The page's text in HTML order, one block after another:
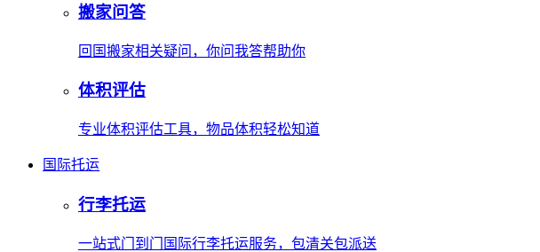
搬家问答
回国搬家相关疑问，你问我答帮助你
体积评估
专业体积评估工具，物品体积轻松知道
国际托运
行李托运
一站式门到门国际行李托运服务，包清关包派送